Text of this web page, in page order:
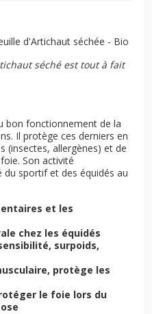
d'Artichaut séchée - Bio
séché est tout à fait
bon fonctionnement de la
Il protège ces derniers en
(insectes, allergènes) et de
Son activité
sportif et des équidés au
et les
chez les équidés
surpoids,
protège les
le foie lors du